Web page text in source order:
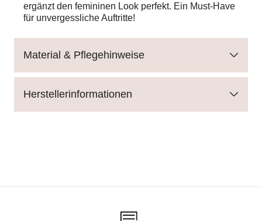
ergänzt den femininen Look perfekt. Ein Must-Have
für unvergessliche Auftritte!
Material & Pflegehinweise
Herstellerinformationen